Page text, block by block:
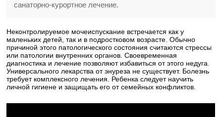
санаторно-курортное лечение.
Неконтролируемое мочеиспускание встречается как у
маленьких детей, так и в подростковом возрасте. Обычно
причиной этого патологического состояния считаются стрессы
или патологии внутренних органов. Своевременная
диагностика и лечение позволяют избавиться от этого недуга.
Универсального лекарства от энуреза не существует. Болезнь
требует комплексного лечения. Ребенка следует научить
личной гигиене и защищать его от семейных конфликтов.